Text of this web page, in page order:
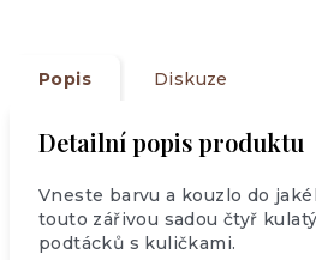
Popis Diskuze
Detailní popis produktu
Vneste barvu a kouzlo do
touto zářivou sadou čtyř
podtácků s kuličkami.